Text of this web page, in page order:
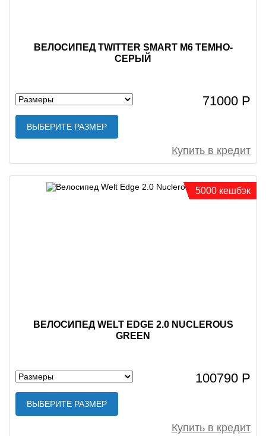
ВЕЛОСИПЕД TWITTER SMART M6 ТЕМНО-
СЕРЫЙ
71000 Р
ВЫБЕРИТЕ РАЗМЕР
Купить в кредит
ВЕЛОСИПЕД WELT EDGE 2.0 NUCLEROUS
GREEN
100790 Р
ВЫБЕРИТЕ РАЗМЕР
Купить в кредит
5000 кешбэк